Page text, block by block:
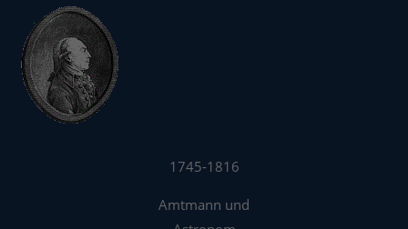
1745-1816
Amtmann und